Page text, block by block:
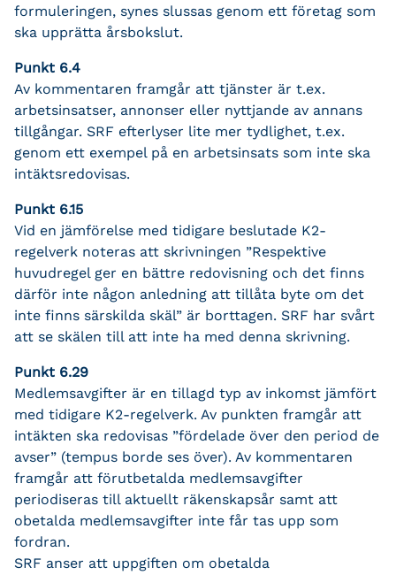
formuleringen, synes slussas genom ett företag som
ska upprätta årsbokslut.
Punkt 6.4
Av kommentaren framgår att tjänster är t.ex.
arbetsinsatser, annonser eller nyttjande av annans
tillgångar. SRF efterlyser lite mer tydlighet, t.ex.
genom ett exempel på en arbetsinsats som inte ska
intäktsredovisas.
Punkt 6.15
Vid en jämförelse med tidigare beslutade K2-
regelverk noteras att skrivningen ”Respektive
huvudregel ger en bättre redovisning och det finns
därför inte någon anledning att tillåta byte om det
inte finns särskilda skäl” är borttagen. SRF har svårt
att se skälen till att inte ha med denna skrivning.
Punkt 6.29
Medlemsavgifter är en tillagd typ av inkomst jämfört
med tidigare K2-regelverk. Av punkten framgår att
intäkten ska redovisas ”fördelade över den period de
avser” (tempus borde ses över). Av kommentaren
framgår att förutbetalda medlemsavgifter
periodiseras till aktuellt räkenskapsår samt att
obetalda medlemsavgifter inte får tas upp som
fordran.
SRF anser att uppgiften om obetalda